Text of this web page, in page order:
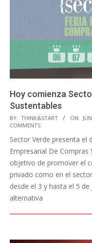
Hoy comienza
Sustentables
2014-
06-
03
BY: THINK&START ON:
COMMENTS
Sector Verde presenta el
Empresarial De Compras
objetivo de promover el
privado como en el
desde el 3 y hasta el 5
alternativa